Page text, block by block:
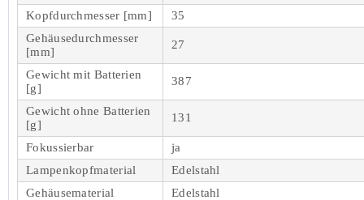
Kopfdurchmesser [mm]
35
Gehäusedurchmesser
[mm]
27
Gewicht mit Batterien
[g]
387
Gewicht ohne Batterien
[g]
131
Fokussierbar
ja
Lampenkopfmaterial
Edelstahl
Gehäusematerial
Edelstahl